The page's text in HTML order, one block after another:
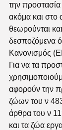
την
ακόμα και στο
θεωρούνται
δεσποζόμενα
Κανονισμός
Για να τα
αφορούν την
ζώων του ν
άρθρα του ν
και τα ζώα